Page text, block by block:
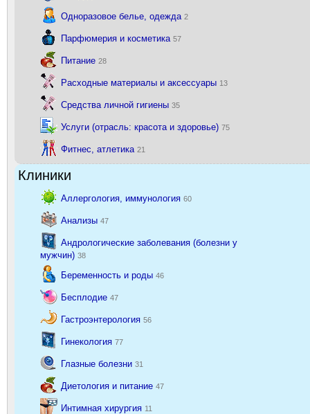
Одноразовое белье, одежда 2
Парфюмерия и косметика 57
Питание 28
Расходные материалы и аксессуары 13
Средства личной гигиены 35
Услуги (отрасль: красота и здоровье) 75
Фитнес, атлетика 21
Клиники
Аллергология, иммунология 60
Анализы 47
Андрологические заболевания (болезни у
мужчин) 38
Беременность и роды 46
Бесплодие 47
Гастроэнтерология 56
Гинекология 77
Глазные болезни 31
Диетология и питание 47
Интимная хирургия 11